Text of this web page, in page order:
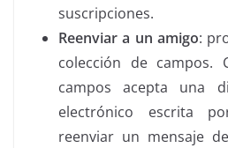
suscripciones.
Reenviar a un amigo:
colección de campos.
campos acepta una
electrónico escrita
reenviar un mensaje